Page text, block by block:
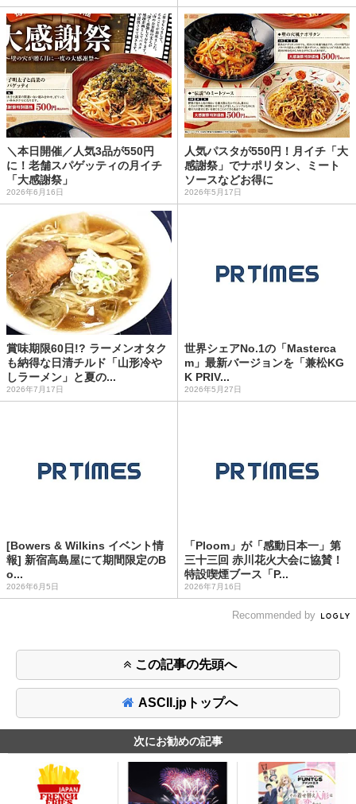
＼本日開催／人気3品が550円
に！老舗スパゲッティの月イチ
「大感謝祭」
2026年6月16日
人気パスタが550円！月イチ「大
感謝祭」でナポリタン、ミート
ソースなどお得に
2026年5月17日
賞味期限60日!? ラーメンオタク
も納得な日清チルド「山形冷や
しラーメン」と夏の...
2026年7月17日
世界シェアNo.1の「Masterca
m」最新バージョンを「兼松KG
K PRIV...
2026年5月27日
[Bowers & Wilkins イベント情
報] 新宿高島屋にて期間限定のB
o...
2026年6月5日
「Ploom」が「感動日本一」第
三十三回 赤川花火大会に協賛！
特設喫煙ブース「P...
2026年7月16日
Recommended by
この記事の先頭へ
ASCII.jpトップへ
次にお勧めの記事